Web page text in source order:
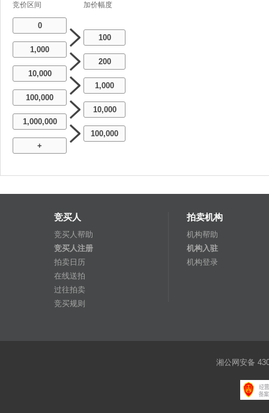
竞价区间 加价幅度
0
100
1,000
200
10,000
1,000
100,000
10,000
1,000,000
100,000
+
竞买人
竞买人帮助
竞买人注册
拍卖日历
在线送拍
过往拍卖
竞买规则
拍卖机构
机构帮助
机构入驻
机构登录
湘公网安备